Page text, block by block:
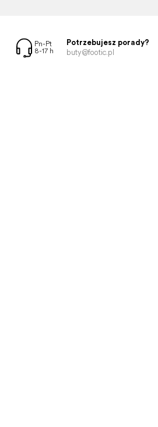
Potrzebujesz porady?
buty@footic.pl